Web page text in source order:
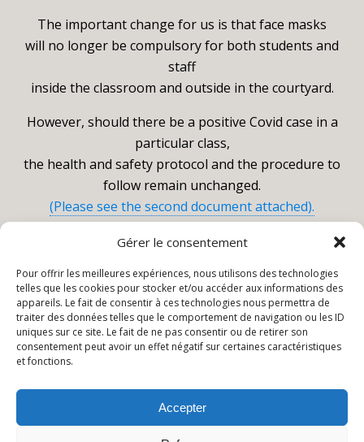
Gérer le consentement
Pour offrir les meilleures expériences, nous utilisons des technologies
telles que les cookies pour stocker et/ou accéder aux informations des
appareils. Le fait de consentir à ces technologies nous permettra de
traiter des données telles que le comportement de navigation ou les ID
uniques sur ce site. Le fait de ne pas consentir ou de retirer son
consentement peut avoir un effet négatif sur certaines caractéristiques
et fonctions.
Accepter
The important change for us is that face masks
will no longer be compulsory for both students and
staff
inside the classroom and outside in the courtyard.
However, should there be a positive Covid case in a
particular class,
the health and safety protocol and the procedure to
follow remain unchanged.
(Please see the second document attached).
Regards,
Publication Précédente
Classes Maternelles Et
Élémentaires...Nursery And
Publication Suivante
TPS/PS